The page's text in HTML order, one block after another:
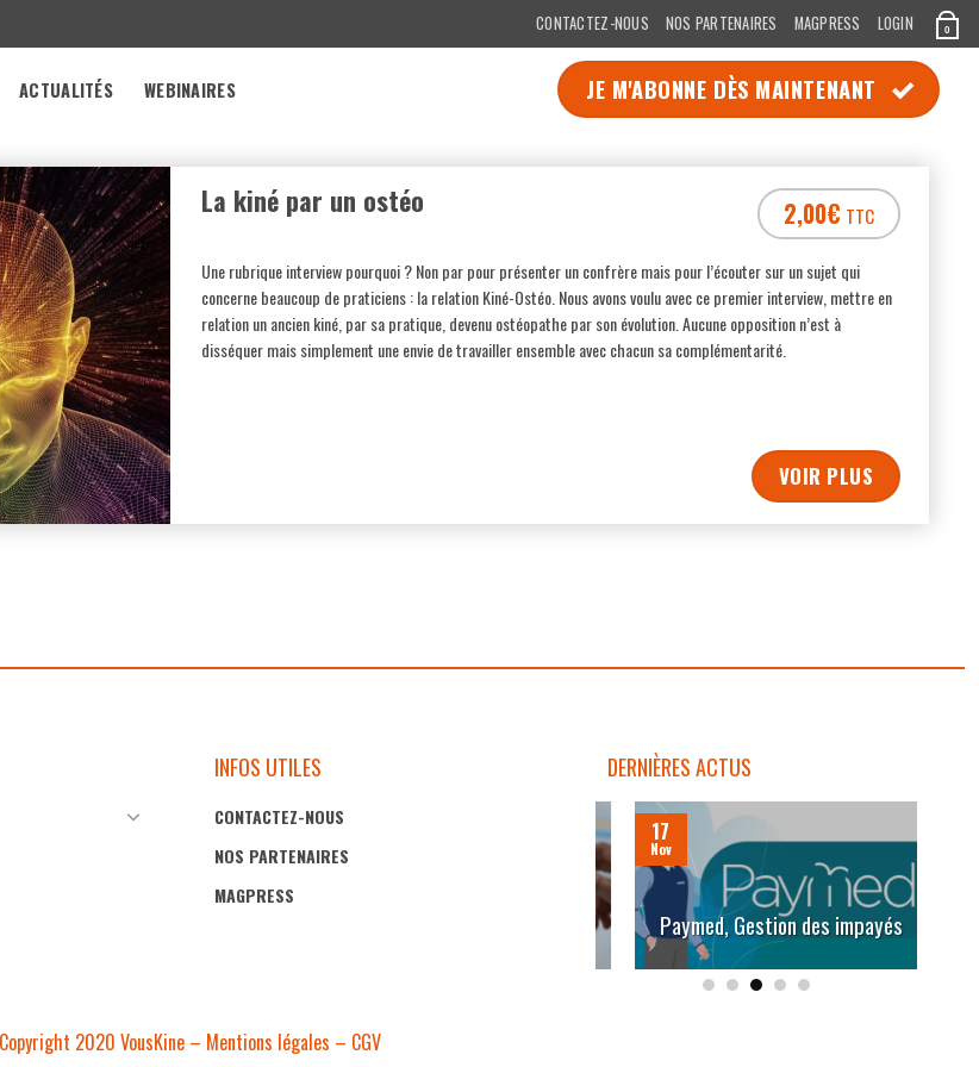
CONTACTEZ-NOUS NOS PARTENAIRES MAGPRESS LOGIN 0
ACTUALITÉS WEBINAIRES JE M'ABONNE DÈS MAINTENANT
La kiné par un ostéo 2,00€ TTC
Une rubrique interview pourquoi ? Non par pour présenter un confrère mais pour l’écouter sur un sujet qui
concerne beaucoup de praticiens : la relation Kiné-Ostéo. Nous avons voulu avec ce premier interview, mettre en
relation un ancien kiné, par sa pratique, devenu ostéopathe par son évolution. Aucune opposition n’est à
disséquer mais simplement une envie de travailler ensemble avec chacun sa complémentarité.
VOIR PLUS
INFOS UTILES
CONTACTEZ-NOUS
NOS PARTENAIRES
MAGPRESS
DERNIÈRES ACTUS
Maiia Gestion pour les kinés :
Maiia Gestion pour les kinés :
11
Juin
Paymed, Gestion des impayés
2020 VousKine – Mentions légales – CGV